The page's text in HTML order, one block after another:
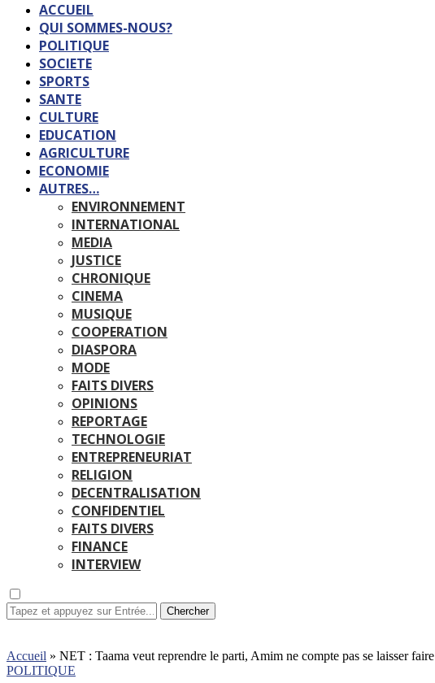
ACCUEIL
QUI SOMMES-NOUS?
POLITIQUE
SOCIETE
SPORTS
SANTE
CULTURE
EDUCATION
AGRICULTURE
ECONOMIE
AUTRES…
ENVIRONNEMENT
INTERNATIONAL
MEDIA
JUSTICE
CHRONIQUE
CINEMA
MUSIQUE
COOPERATION
DIASPORA
MODE
FAITS DIVERS
OPINIONS
REPORTAGE
TECHNOLOGIE
ENTREPRENEURIAT
RELIGION
DECENTRALISATION
CONFIDENTIEL
FAITS DIVERS
FINANCE
INTERVIEW
Chercher
Accueil » NET : Taama veut reprendre le parti, Amim ne compte pas se laisser faire
POLITIQUE